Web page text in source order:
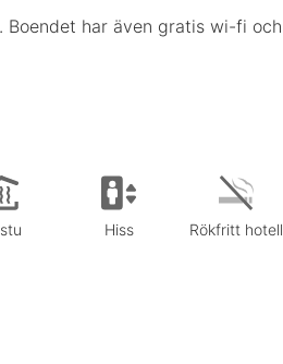
har även gratis wi-fi och
Hiss Rökfritt hotell